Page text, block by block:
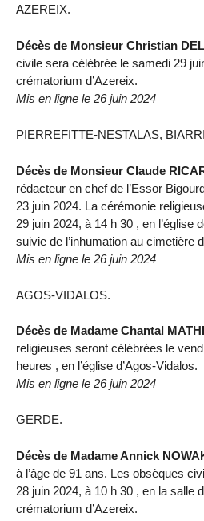
AZEREIX.
Décès de Monsieur Christian
civile sera célébrée le samedi 29
crématorium d’Azereix.
Mis en ligne le 26 juin 2024
PIERREFITTE-NESTALAS,
Décès de Monsieur Claude
rédacteur en chef de l’Essor
23 juin 2024. La cérémonie
29 juin 2024, à 14 h 30 , en l’église
suivie de l’inhumation au cimetière
Mis en ligne le 26 juin 2024
AGOS-VIDALOS.
Décès de Madame Chantal
religieuses seront célébrées le
heures , en l’église d’Agos-Vidalos.
Mis en ligne le 26 juin 2024
GERDE.
Décès de Madame Annick
à l’âge de 91 ans. Les obsèques
28 juin 2024, à 10 h 30 , en la salle
crématorium d’Azereix.